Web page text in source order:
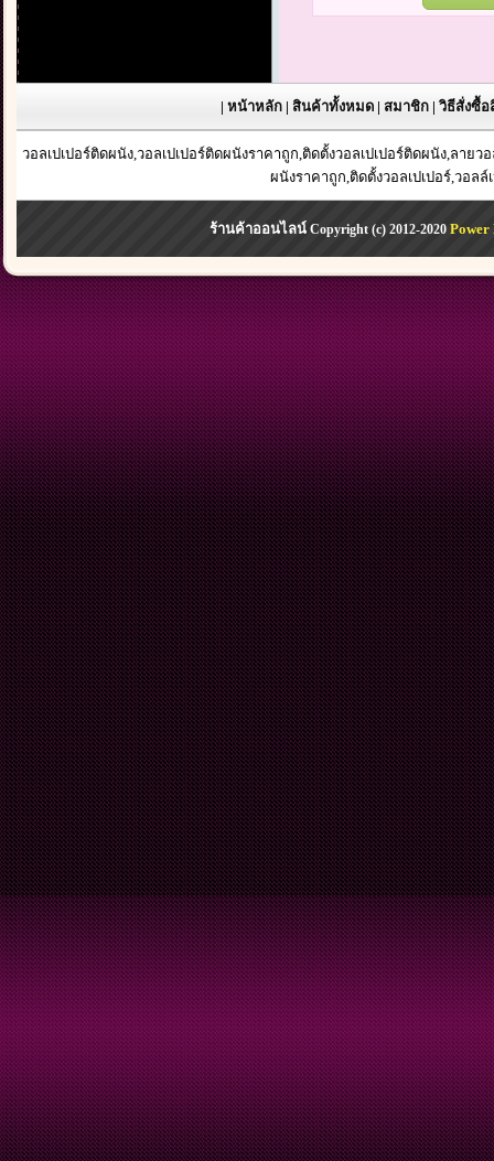
| หน้าหลัก | สินค้าทั้งหมด | สมาชิก | วิธีสั่งซื้
วอลเปเปอร์ติดผนัง,วอลเปเปอร์ติดผนังราคาถูก,ติดตั้งวอลเปเปอร์ติดผนัง,ลาย
ผนังราคาถูก,ติดตั้งวอลเปเปอร์,วอล
ร้านค้าออนไลน์Copyright (c) 2012-2020 Power